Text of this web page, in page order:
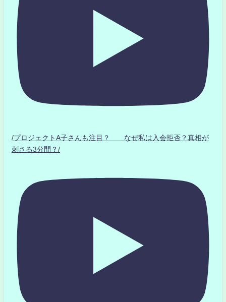
/プロジェクトA子さんも注目？ なぜ私は入会拒否？真相が
刺さる3分間？/